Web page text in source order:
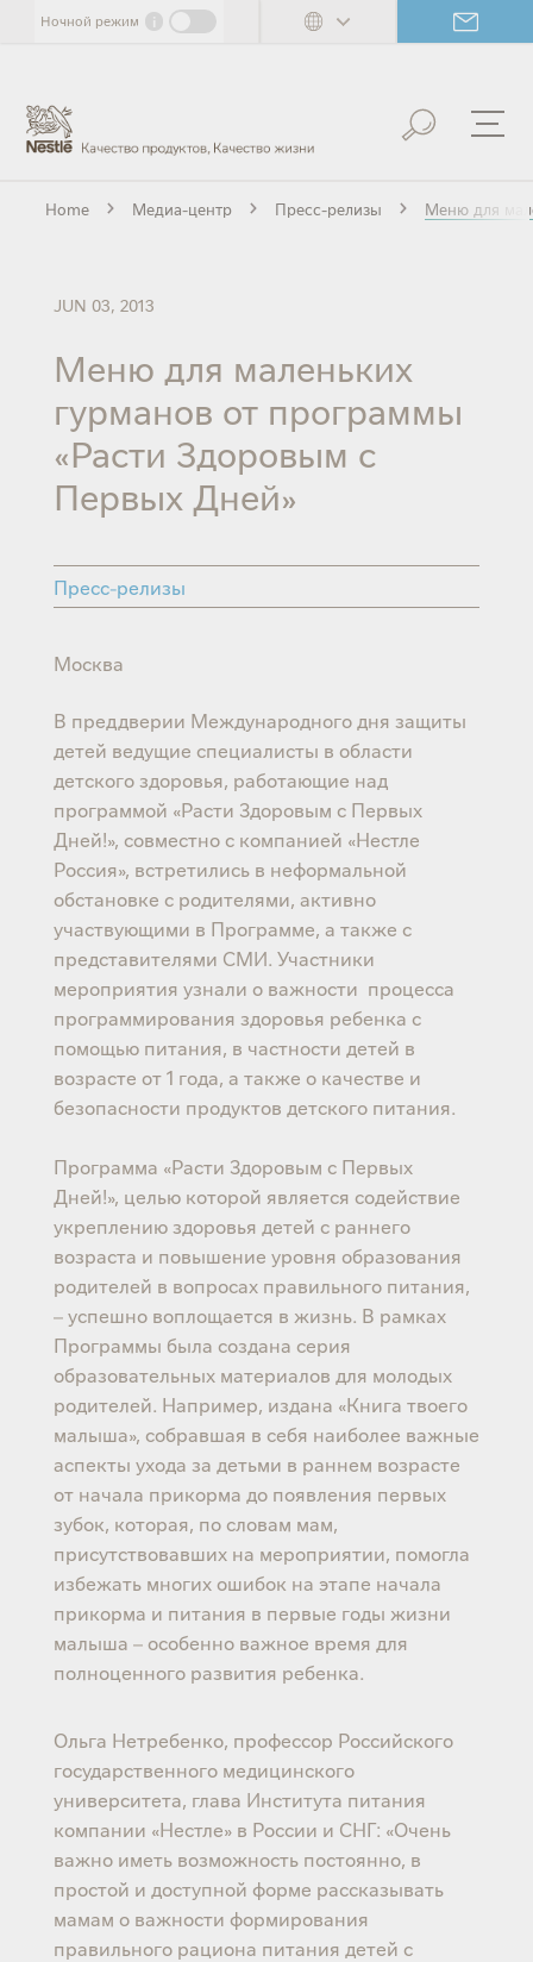
content
Ночной режим i
Home Медиа-центр Пресс-релизы Меню для
Меню для маленьких
гурманов от программы
«Расти Здоровым с
Первых Дней»
JUN 03, 2013
Пресс-релизы
Москва
В преддверии Международного дня защиты
детей ведущие специалисты в области
детского здоровья, работающие над
программой «Расти Здоровым с Первых
Дней!», совместно с компанией «Нестле
Россия», встретились в неформальной
обстановке с родителями, активно
участвующими в Программе, а также с
представителями СМИ. Участники
мероприятия узнали о важности процесса
программирования здоровья ребенка с
помощью питания, в частности детей в
возрасте от 1 года, а также о качестве и
безопасности продуктов детского питания.
Программа «Расти Здоровым с Первых
Дней!», целью которой является содействие
укреплению здоровья детей с раннего
возраста и повышение уровня образования
родителей в вопросах правильного питания,
– успешно воплощается в жизнь. В рамках
Программы была создана серия
образовательных материалов для молодых
родителей. Например, издана «Книга твоего
малыша», собравшая в себя наиболее важные
аспекты ухода за детьми в раннем возрасте
от начала прикорма до появления первых
зубок, которая, по словам мам,
присутствовавших на мероприятии, помогла
избежать многих ошибок на этапе начала
прикорма и питания в первые годы жизни
малыша – особенно важное время для
полноценного развития ребенка.
Ольга Нетребенко, профессор Российского
государственного медицинского
университета, глава Института питания
компании «Нестле» в России и СНГ: «Очень
важно иметь возможность постоянно, в
простой и доступной форме рассказывать
мамам о важности формирования
правильного рациона питания детей с